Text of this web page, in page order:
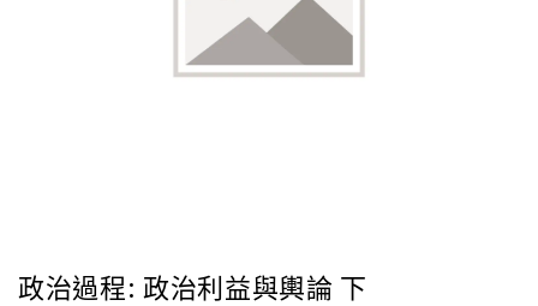
政治過程: 政治利益與輿論 下